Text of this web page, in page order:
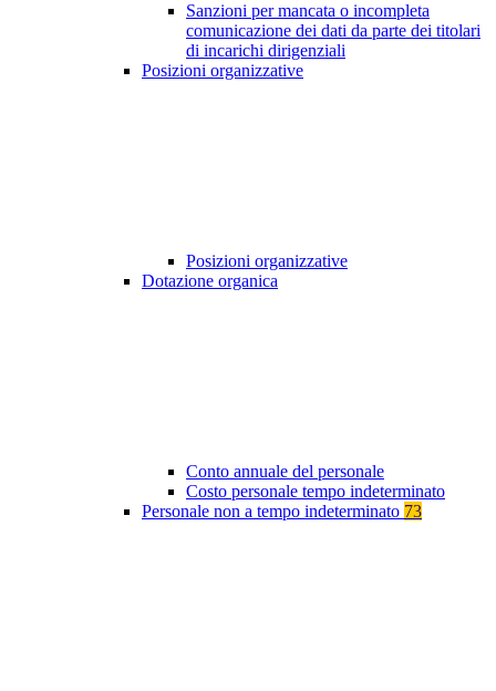
Sanzioni per mancata o incompleta
comunicazione dei dati da parte dei titolari
di incarichi dirigenziali
Posizioni organizzative
Posizioni organizzative
Dotazione organica
Conto annuale del personale
Costo personale tempo indeterminato
Personale non a tempo indeterminato 73